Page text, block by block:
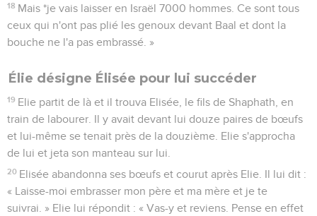
18 Mais *je vais laisser en Israël 7000 hommes. Ce sont tous
ceux qui n'ont pas plié les genoux devant Baal et dont la
bouche ne l'a pas embrassé. »
Élie désigne Élisée pour lui succéder
19 Elie partit de là et il trouva Elisée, le fils de Shaphath, en
train de labourer. Il y avait devant lui douze paires de bœufs
et lui-même se tenait près de la douzième. Elie s'approcha
de lui et jeta son manteau sur lui.
20 Elisée abandonna ses bœufs et courut après Elie. Il lui dit :
« Laisse-moi embrasser mon père et ma mère et je te
suivrai. » Elie lui répondit : « Vas-y et reviens. Pense en effet